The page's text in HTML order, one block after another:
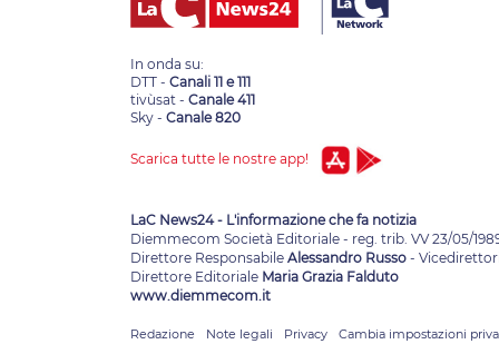
In onda su:
DTT - Canali 11 e 111
tivùsat - Canale 411
Sky - Canale 820
Scarica tutte le nostre app!
LaC News24 - L'informazione che fa notizia
Diemmecom Società Editoriale - reg. trib. VV 23/05/
Direttore Responsabile Alessandro Russo - Vicedirettori
Direttore Editoriale Maria Grazia Falduto
www.diemmecom.it
Redazione Note legali Privacy Cambia impostazioni